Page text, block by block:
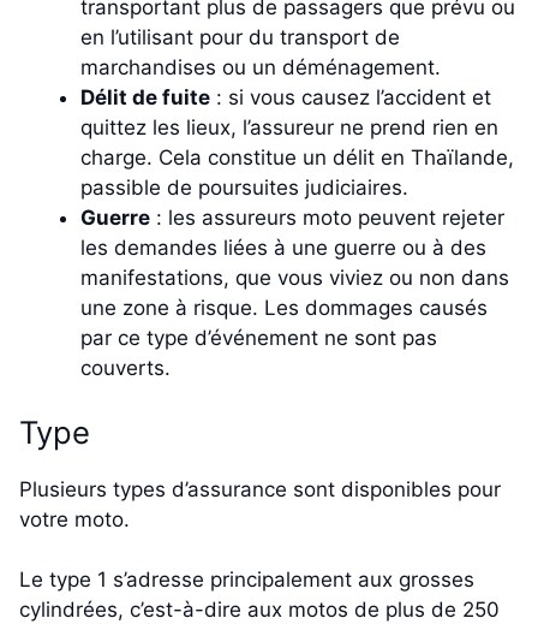
transportant plus de passagers que prévu ou
en l’utilisant pour du transport de
marchandises ou un déménagement.
Délit de fuite : si vous causez l’accident et
quittez les lieux, l’assureur ne prend rien en
charge. Cela constitue un délit en Thaïlande,
passible de poursuites judiciaires.
Guerre : les assureurs moto peuvent rejeter
les demandes liées à une guerre ou à des
manifestations, que vous viviez ou non dans
une zone à risque. Les dommages causés
par ce type d’événement ne sont pas
couverts.
Type
Plusieurs types d’assurance sont disponibles pour
votre moto.
Le type 1 s’adresse principalement aux grosses
cylindrées, c’est-à-dire aux motos de plus de 250